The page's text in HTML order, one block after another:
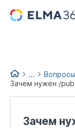
...
...
Зачем